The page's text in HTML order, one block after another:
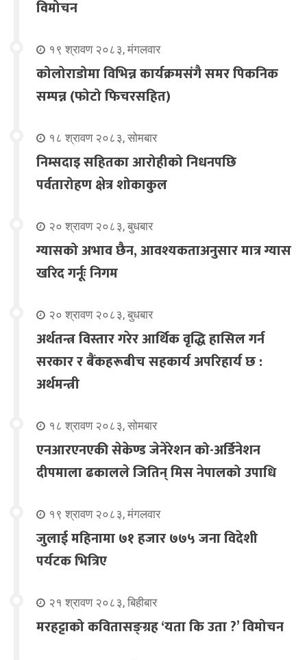
विमोचन
१९ श्रावण २०८३, मंगलवार
कोलोराडोमा विभिन्न कार्यक्रमसंगै समर पिकनिक
सम्पन्न (फोटो फिचरसहित)
१८ श्रावण २०८३, सोमबार
निम्सदाइ सहितका आरोहीको निधनपछि
पर्वतारोहण क्षेत्र शोकाकुल
२० श्रावण २०८३, बुधबार
ग्यासको अभाव छैन, आवश्यकताअनुसार मात्र ग्यास
खरिद गर्नूः निगम
२० श्रावण २०८३, बुधबार
अर्थतन्त्र विस्तार गरेर आर्थिक वृद्धि हासिल गर्न
सरकार र बैंकहरूबीच सहकार्य अपरिहार्य छ :
अर्थमन्त्री
१८ श्रावण २०८३, सोमबार
एनआरएनएकी सेकेण्ड जेनेरेशन को-अर्डिनेशन
दीपमाला ढकालले जितिन् मिस नेपालको उपाधि
१९ श्रावण २०८३, मंगलवार
जुलाई महिनामा ७१ हजार ७७५ जना विदेशी
पर्यटक भित्रिए
२१ श्रावण २०८३, बिहीबार
मरहट्टाको कवितासङ्ग्रह ‘यता कि उता ?’ विमोचन